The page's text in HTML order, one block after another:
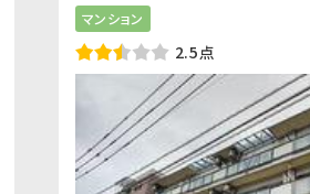
マンション
2.5点